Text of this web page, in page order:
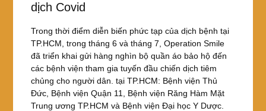
dịch Covid
Trong thời điểm diễn biến phức tạp của dịch bệnh tại
TP.HCM, trong tháng 6 và tháng 7, Operation Smile
đã triển khai gửi hàng nghìn bộ quần áo bảo hộ đến
các bệnh viện tham gia tuyến đầu chiến dịch tiêm
chủng cho người dân. tại TP.HCM: Bệnh viện Thủ
Đức, Bệnh viện Quận 11, Bệnh viện Răng Hàm Mặt
Trung ương TP.HCM và Bệnh viện Đại học Y Dược.